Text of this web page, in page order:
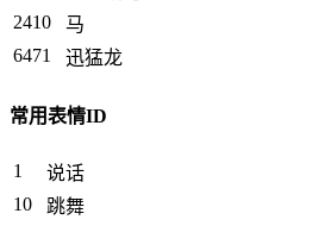
2410
马
6471
迅猛龙
常用表情ID
1
说话
10
跳舞